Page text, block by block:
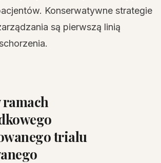
Konserwatywne strategie
są pierwszą linią
ramach
trialu